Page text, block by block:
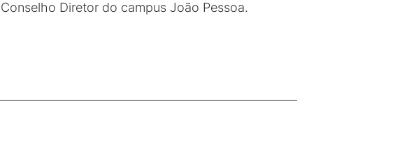
Diretor do campus João Pessoa.